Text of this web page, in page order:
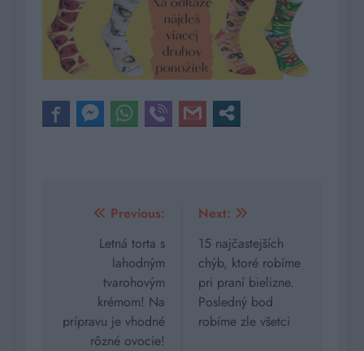
Navigácia
článku
Previous:
Letná torta s
lahodným
tvarohovým
krémom! Na
prípravu je vhodné
rôzné ovocie!
Next:
15 najčastejších
chýb, ktoré robíme
pri praní bielizne.
Posledný bod
robíme zle všetci